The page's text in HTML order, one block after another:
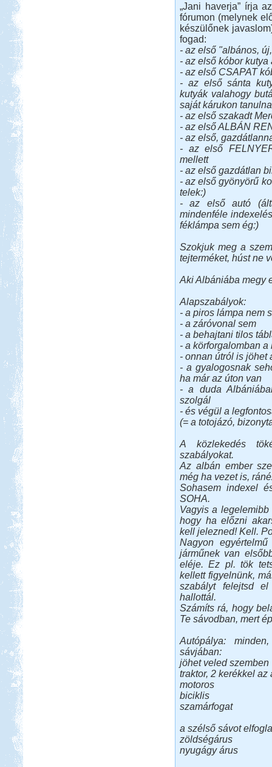
„Jani haverja” írja
fórumon (melynek
készülőnek
fogad:
- az első "albános,
- az első kóbor kutya
- az első CSAPAT
- az első sánta
kutyák valahogy
saját kárukon
- az első szakadt
- az első ALBÁN
- az első,
- az első
mellett
- az első gazdátlan
- az első gyönyörű
telek:)
- az első autó
mindenféle
féklámpa sem ég:)
Szokjuk meg a
tejterméket, húst ne
Aki Albániába megy
Alapszabályok:
- a piros lámpa nem
- a záróvonal sem
- a behajtani tilos
- a körforgalomban
- onnan útról is jöhet
- a gyalogosnak
ha már az úton van
- a duda
szolgál
- és végül a
(= a totojázó,
A közlekedés
szabályokat.
Az albán ember
még ha vezet is,
Sohasem indexel
SOHA.
Vagyis a
hogy ha előzni
kell jelezned! Kell.
Nagyon
járműnek van
eléje. Ez pl. tök
kellett figyelnünk,
szabályt felejtsd
hallottál.
Számíts rá, hogy
Te sávodban, mert
Autópálya:
sávjában:
jöhet veled szemben
traktor, 2 kerékkel az
motoros
biciklis
szamárfogat
a szélső sávot
zöldségárus
nyugágy árus